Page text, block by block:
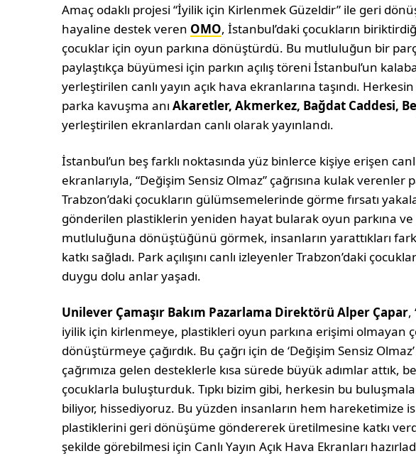
Amaç odaklı projesi “İyilik için Kirlenmek Güzeldir” ile geri
hayaline destek veren OMO, İstanbul’daki çocukların
çocuklar için oyun parkına dönüştürdü. Bu mutluluğun bir
paylaştıkça büyümesi için parkın açılış töreni İstanbul’un
yerleştirilen canlı yayın açık hava ekranlarına taşındı.
parka kavuşma anıAkaretler, Akmerkez, Bağdat Caddesi,
yerleştirilen ekranlardan canlı olarak yayınlandı.
İstanbul’un beş farklı noktasında yüz binlerce kişiye erişen
ekranlarıyla, “Değişim Sensiz Olmaz” çağrısına kulak verenler
Trabzon’daki çocukların gülümsemelerinde görme fırsatı
gönderilen plastiklerin yeniden hayat bularak oyun parkına ve
mutluluğuna dönüştüğünü görmek, insanların yarattıkları
katkı sağladı. Park açılışını canlı izleyenler Trabzon’daki
duygu dolu anlar yaşadı.
Unilever Çamaşır Bakım Pazarlama Direktörü Alper Çapar,
iyilik için kirlenmeye, plastikleri oyun parkına erişimi olmayan
dönüştürmeye çağırdık. Bu çağrı için de ‘Değişim Sensiz
çağrımıza gelen desteklerle kısa sürede büyük adımlar attık,
çocuklarla buluşturduk. Tıpkı bizim gibi, herkesin bu
biliyor, hissediyoruz. Bu yüzden insanların hem hareketimize
plastiklerini geri dönüşüme göndererek üretilmesine katkı
şekilde görebilmesi için Canlı Yayın Açık Hava Ekranları